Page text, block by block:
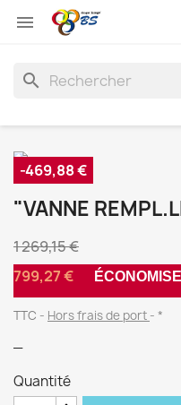

search
-469,88 €
"VANNE
1 269,15 €
799,27 €
TTC Hors frais de port *
Quantité